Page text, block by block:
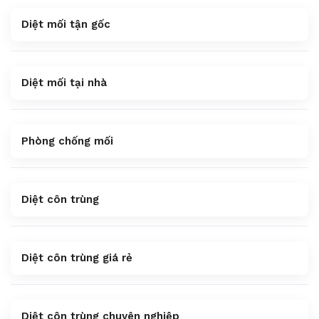
Diệt mối tận gốc
Diệt mối tại nhà
Phòng chống mối
Diệt côn trùng
Diệt côn trùng giá rẻ
Diệt côn trùng chuyên nghiệp